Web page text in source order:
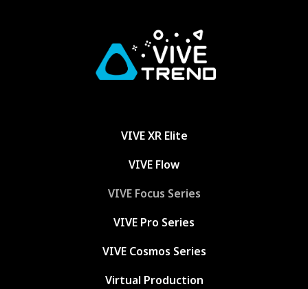
VIVE XR Elite
VIVE Flow
VIVE Focus Series
VIVE Pro Series
VIVE Cosmos Series
Virtual Production